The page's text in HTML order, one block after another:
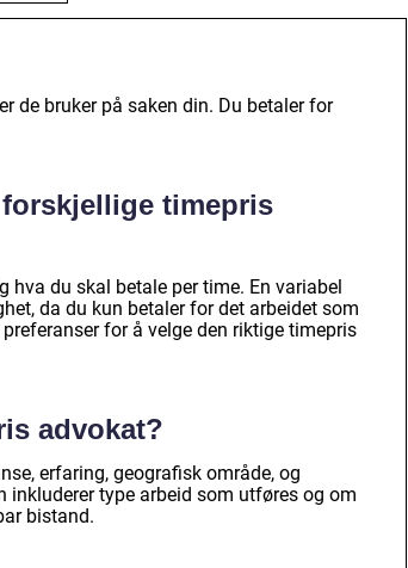
de bruker på saken din. Du betaler for
timepris
du skal betale per time. En variabel
da du kun betaler for det arbeidet som
for å velge den riktige timepris
advokat?
erfaring, geografisk område, og
inkluderer type arbeid som utføres og om
bistand.